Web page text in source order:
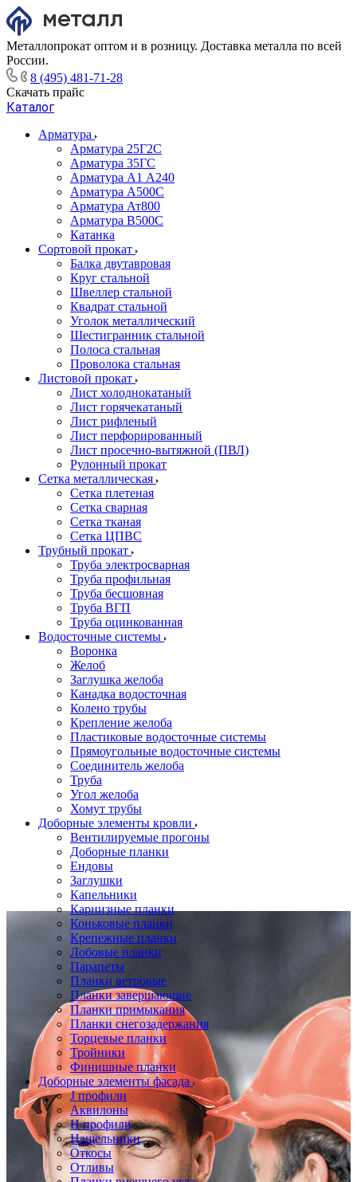
Металлопрокат оптом и в розницу. Доставка металла по всей
России.
8 (495) 481-71-28
Скачать прайс
Каталог
Арматура
Арматура 25Г2С
Арматура 35ГС
Арматура А1 А240
Арматура А500С
Арматура Ат800
Арматура В500С
Катанка
Сортовой прокат
Балка двутавровая
Круг стальной
Швеллер стальной
Квадрат стальной
Уголок металлический
Шестигранник стальной
Полоса стальная
Проволока стальная
Листовой прокат
Лист холоднокатаный
Лист горячекатаный
Лист рифленый
Лист перфорированный
Лист просечно-вытяжной (ПВЛ)
Рулонный прокат
Сетка металлическая
Сетка плетеная
Сетка сварная
Сетка тканая
Сетка ЦПВС
Трубный прокат
Труба электросварная
Труба профильная
Труба бесшовная
Труба ВГП
Труба оцинкованная
Водосточные системы
Воронка
Желоб
Заглушка желоба
Канадка водосточная
Колено трубы
Крепление желоба
Пластиковые водосточные системы
Прямоугольные водосточные системы
Соединитель желоба
Труба
Угол желоба
Хомут трубы
Доборные элементы кровли
Вентилируемые прогоны
Доборные планки
Ендовы
Заглушки
Капельники
Карнизные планки
Коньковые планки
Крепежные планки
Лобовые планки
Парапеты
Планки ветровые
Планки завершающие
Планки примыкания
Планки снегозадержания
Торцевые планки
Тройники
Финишные планки
Доборные элементы фасада
J профили
Аквилоны
Н профили
Нащельники
Откосы
Отливы